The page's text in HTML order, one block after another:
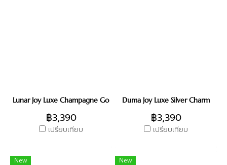
Lunar Joy Luxe Champagne Gold
฿3,390
เปรียบเทียบ
Duma Joy Luxe Silver Charm
฿3,390
เปรียบเทียบ
New New